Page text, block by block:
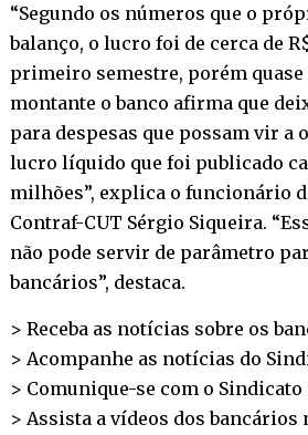
“Segundo os números que o
balanço, o lucro foi de cerca de
primeiro semestre, porém quase
montante o banco afirma que
para despesas que possam vir a
lucro líquido que foi publicado
milhões”, explica o funcionário
Contraf-CUT Sérgio Siqueira.
não pode servir de parâmetro
bancários”, destaca.
> Receba as notícias sobre os
> Acompanhe as notícias do
> Comunique-se com o Sindicato
> Assista a vídeos dos bancários